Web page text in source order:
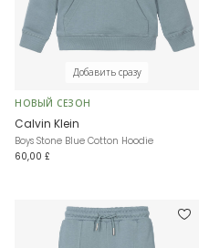
Добавить сразу
НОВЫЙ СЕЗОН
Calvin Klein
Boys Stone Blue Cotton Hoodie
60,00 £